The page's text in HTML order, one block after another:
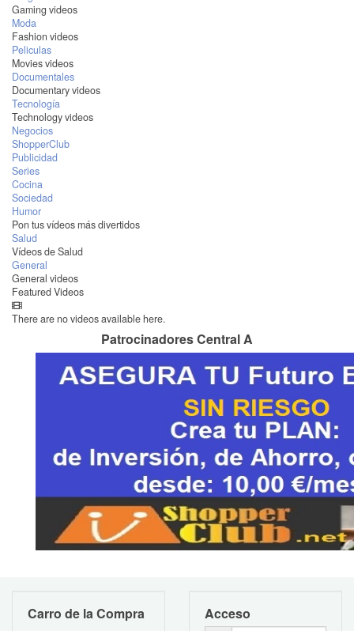
Gaming videos
Moda
Fashion videos
Peliculas
Movies videos
Documentales
Documentary videos
Tecnología
Technology videos
Negocios
ShopperClub
Publicidad
Series
Cocina
Sociedad
Humor
Pon tus vídeos más divertidos
Salud
Vídeos de Salud
General
General videos
Featured Videos
There are no videos available here.
Patrocinadores Central A
Carro de la Compra Acceso